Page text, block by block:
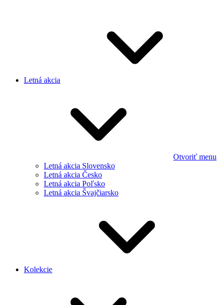
Letná akcia
Otvoriť menu
Letná akcia Slovensko
Letná akcia Česko
Letná akcia Poľsko
Letná akcia Švajčiarsko
Kolekcie